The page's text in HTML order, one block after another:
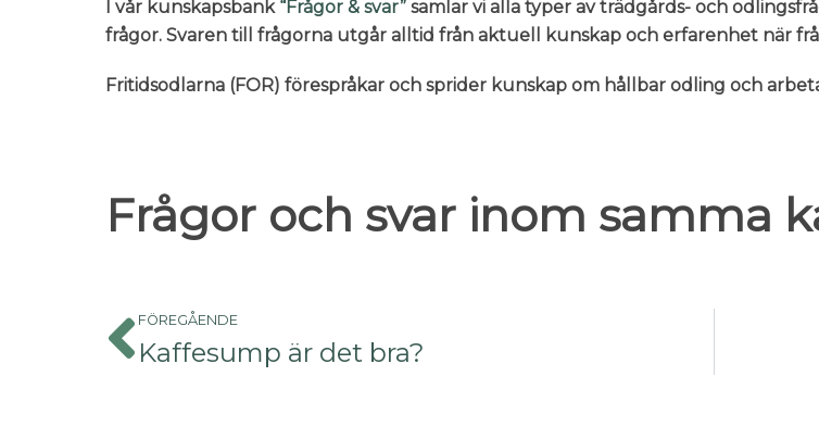
I vår kunskapsbank “Frågor & svar” samlar vi alla typer av trädgårds- och
frågor. Svaren till frågorna utgår alltid från aktuell kunskap och erfarenhet när
Fritidsodlarna (FOR) förespråkar och sprider kunskap om hållbar odling och
Frågor och svar inom samma
FÖREGÅENDE
Kaffesump är det bra?